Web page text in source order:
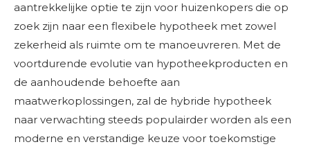
aantrekkelijke optie te zijn voor huizenkopers die op
zoek zijn naar een flexibele hypotheek met zowel
zekerheid als ruimte om te manoeuvreren. Met de
voortdurende evolutie van hypotheekproducten en
de aanhoudende behoefte aan
maatwerkoplossingen, zal de hybride hypotheek
naar verwachting steeds populairder worden als een
moderne en verstandige keuze voor toekomstige